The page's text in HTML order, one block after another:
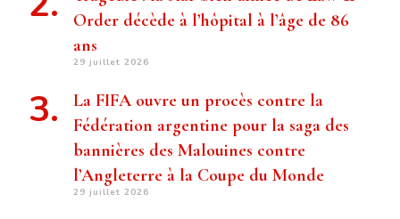
Order décède à l’hôpital à l’âge de 86
ans
29 juillet 2026
La FIFA ouvre un procès contre la
Fédération argentine pour la saga des
bannières des Malouines contre
l’Angleterre à la Coupe du Monde
29 juillet 2026